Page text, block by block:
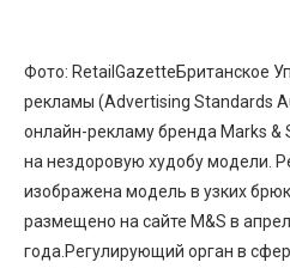
Фото: RetailGazetteБританское
рекламы (Advertising Standards
онлайн-рекламу бренда Marks &
на нездоровую худобу модели.
изображена модель в узких
размещено на сайте M&S в
года.Регулирующий орган в